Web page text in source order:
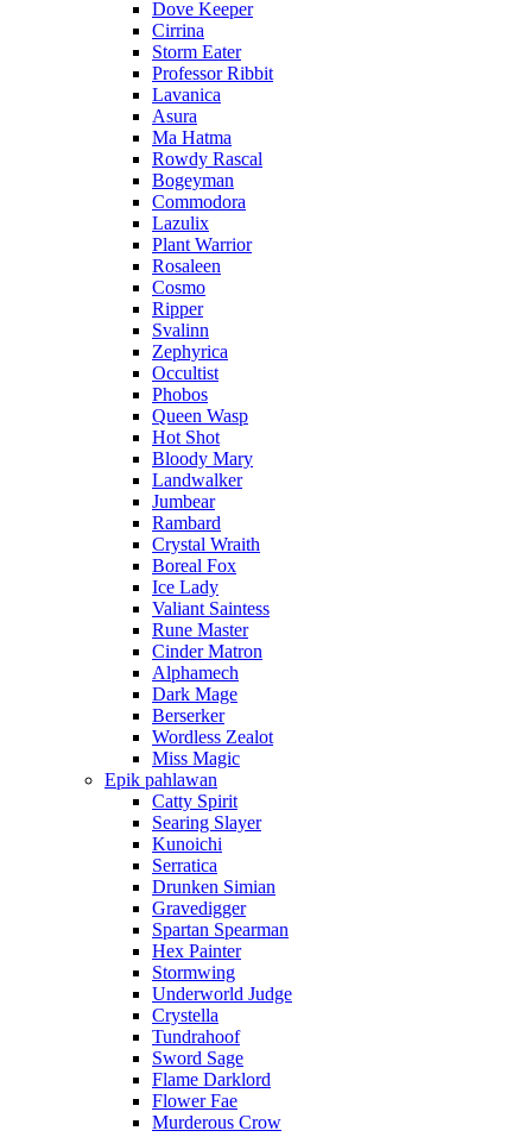
Dove Keeper
Cirrina
Storm Eater
Professor Ribbit
Lavanica
Asura
Ma Hatma
Rowdy Rascal
Bogeyman
Commodora
Lazulix
Plant Warrior
Rosaleen
Cosmo
Ripper
Svalinn
Zephyrica
Occultist
Phobos
Queen Wasp
Hot Shot
Bloody Mary
Landwalker
Jumbear
Rambard
Crystal Wraith
Boreal Fox
Ice Lady
Valiant Saintess
Rune Master
Cinder Matron
Alphamech
Dark Mage
Berserker
Wordless Zealot
Miss Magic
Epik pahlawan
Catty Spirit
Searing Slayer
Kunoichi
Serratica
Drunken Simian
Gravedigger
Spartan Spearman
Hex Painter
Stormwing
Underworld Judge
Crystella
Tundrahoof
Sword Sage
Flame Darklord
Flower Fae
Murderous Crow